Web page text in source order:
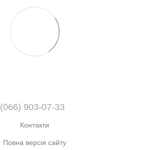
(066) 903-07-33
Контакти
Повна версія сайту